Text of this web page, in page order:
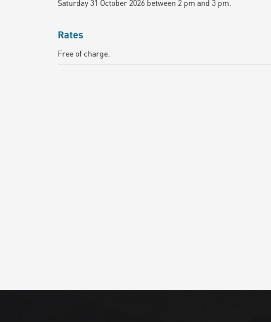
Saturday 31 October 2026 between 2 pm and 3 pm.
Rates
Free of charge.